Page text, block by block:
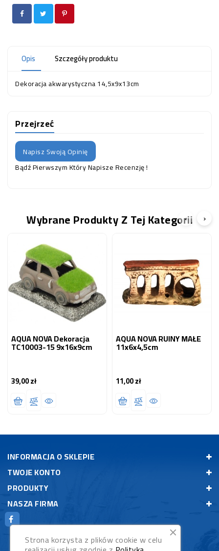
Opis Szczegóły produktu
Dekoracja akwarystyczna 14,5x9x13cm
Przejrzeć
Napisz Swoją Opinię
Bądź Pierwszym Który Napisze Recenzję !
Wybrane Produkty Z Tej Kategorii
AQUA NOVA Dekoracja
TC10003-15 9x16x9cm
39,00 złCena
AQUA NOVA RUINY MAŁE
11x6x4,5cm
11,00 złCena
‹ ›
INFORMACJA O SKLEPIE
TWOJE KONTO
PRODUKTY
NASZA FIRMA
Strona korzysta z plików cookie w celu